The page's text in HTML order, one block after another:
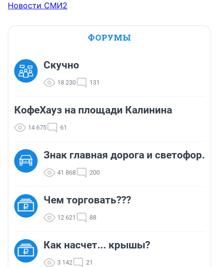
Новости СМИ2
ФОРУМЫ
Скучно
18 230 131
КофеХауз на площади Калинина
14 675 61
Знак главная дорога и светофор.
41 868 200
Чем торговать???
12 621 88
Как насчет... крышы?
3 142 21